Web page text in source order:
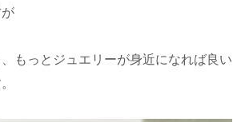
もっとジュエリーが身近になれば良い